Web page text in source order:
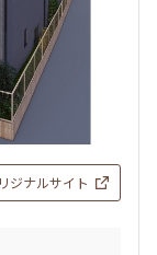
ジナルサイト